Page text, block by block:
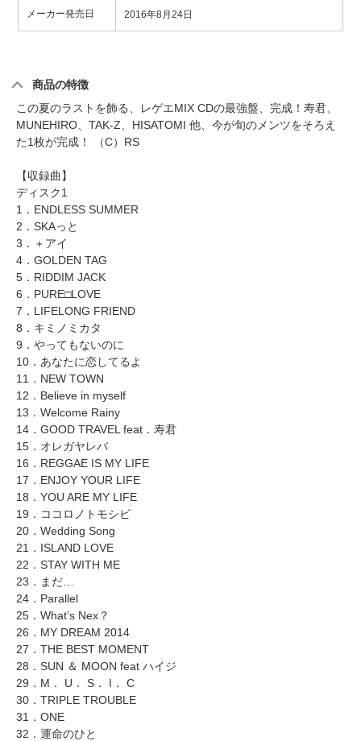
メーカー発売日 2016年8月24日
商品の特徴
この夏のラストを飾る、レゲエMIX CDの最強盤、完成！寿君、
MUNEHIRO、TAK-Z、HISATOMI 他、今が旬のメンツをそろえ
た1枚が完成！ （C）RS
【収録曲】
ディスク1
1．ENDLESS SUMMER
2．SKAっと
3．＋アイ
4．GOLDEN TAG
5．RIDDIM JACK
6．PURE□LOVE
7．LIFELONG FRIEND
8．キミノミカタ
9．やってもないのに
10．あなたに恋してるよ
11．NEW TOWN
12．Believe in myself
13．Welcome Rainy
14．GOOD TRAVEL feat．寿君
15．オレガヤレバ
16．REGGAE IS MY LIFE
17．ENJOY YOUR LIFE
18．YOU ARE MY LIFE
19．ココロノトモシビ
20．Wedding Song
21．ISLAND LOVE
22．STAY WITH ME
23．まだ…
24．Parallel
25．What’s Nex？
26．MY DREAM 2014
27．THE BEST MOMENT
28．SUN ＆ MOON feat ハイジ
29．M． U． S． I． C
30．TRIPLE TROUBLE
31．ONE
32．運命のひと